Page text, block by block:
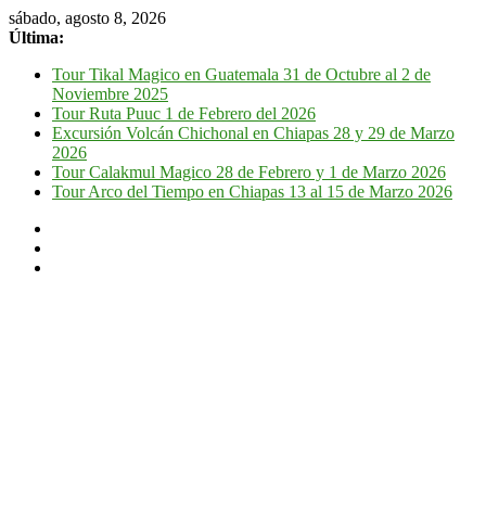
sábado, agosto 8, 2026
Última:
Tour Tikal Magico en Guatemala 31 de Octubre al 2 de
Noviembre 2025
Tour Ruta Puuc 1 de Febrero del 2026
Excursión Volcán Chichonal en Chiapas 28 y 29 de Marzo
2026
Tour Calakmul Magico 28 de Febrero y 1 de Marzo 2026
Tour Arco del Tiempo en Chiapas 13 al 15 de Marzo 2026